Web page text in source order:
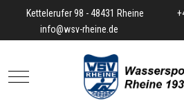
Kettelerufer 98 - 48431 Rheine
info@wsv-rheine.de
Mobile Menu Toggle